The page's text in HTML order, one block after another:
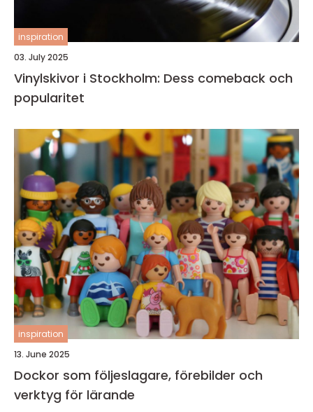
inspiration
03. July 2025
Vinylskivor i Stockholm: Dess comeback och
popularitet
inspiration
13. June 2025
Dockor som följeslagare, förebilder och
verktyg för lärande